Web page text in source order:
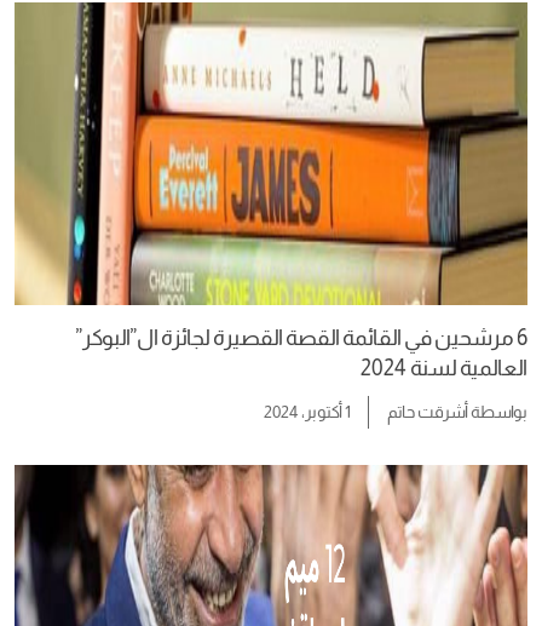
6 مرشحين في القائمة القصة القصيرة لجائزة ال”البوكر”
العالمية لسنة 2024
بواسطةأشرقت حاتم 1 أكتوبر، 2024